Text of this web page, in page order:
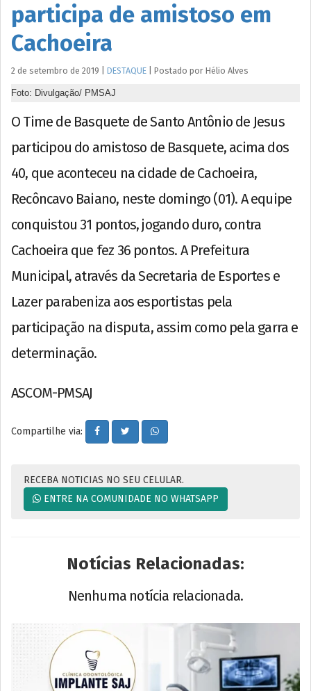
participa de amistoso em
Cachoeira
2 de setembro de 2019 DESTAQUE Postado por Hélio Alves
Foto: Divulgação/ PMSAJ
O Time de Basquete de Santo Antônio de Jesus
participou do amistoso de Basquete, acima dos
40, que aconteceu na cidade de Cachoeira,
Recôncavo Baiano, neste domingo (01). A equipe
conquistou 31 pontos, jogando duro, contra
Cachoeira que fez 36 pontos. A Prefeitura
Municipal, através da Secretaria de Esportes e
Lazer parabeniza aos esportistas pela
participação na disputa, assim como pela garra e
determinação.
ASCOM-PMSAJ
Compartilhe via:
RECEBA NOTICIAS NO SEU CELULAR.
ENTRE NA COMUNIDADE NO WHATSAPP
Notícias Relacionadas:
Nenhuma notícia relacionada.